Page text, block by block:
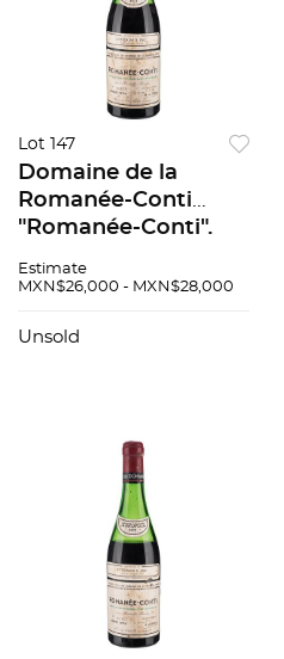
Lot 147
Domaine de la
Romanée-Conti
"Romanée-Conti".
1973. Nivel: a 7.8 cm.
Estimate
MXN$26,000 - MXN$28,000
Unsold